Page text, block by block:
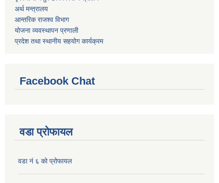
अर्थ मन्त्रालय
आन्तरिक राजश्व विभाग
योजना व्यवस्थापन प्रणाली
प्रदेश तथा स्थानीय सहयोग कार्यक्रम
Facebook Chat
वडा प्रोफायल
वडा नं ६ को प्रोफायल